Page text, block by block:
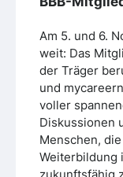
Am 5. und 6.
weit: Das
der Träger
und
voller
Diskussionen
Menschen,
Weiterbildung
zukunftsfähig